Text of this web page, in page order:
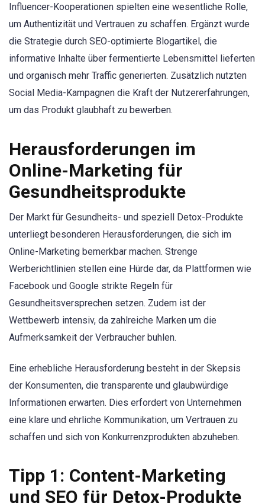
Influencer-Kooperationen spielten eine wesentliche Rolle,
um Authentizität und Vertrauen zu schaffen. Ergänzt wurde
die Strategie durch SEO-optimierte Blogartikel, die
informative Inhalte über fermentierte Lebensmittel lieferten
und organisch mehr Traffic generierten. Zusätzlich nutzten
Social Media-Kampagnen die Kraft der Nutzererfahrungen,
um das Produkt glaubhaft zu bewerben.
Herausforderungen im
Online-Marketing für
Gesundheitsprodukte
Der Markt für Gesundheits- und speziell Detox-Produkte
unterliegt besonderen Herausforderungen, die sich im
Online-Marketing bemerkbar machen. Strenge
Werberichtlinien stellen eine Hürde dar, da Plattformen wie
Facebook und Google strikte Regeln für
Gesundheitsversprechen setzen. Zudem ist der
Wettbewerb intensiv, da zahlreiche Marken um die
Aufmerksamkeit der Verbraucher buhlen.
Eine erhebliche Herausforderung besteht in der Skepsis
der Konsumenten, die transparente und glaubwürdige
Informationen erwarten. Dies erfordert von Unternehmen
eine klare und ehrliche Kommunikation, um Vertrauen zu
schaffen und sich von Konkurrenzprodukten abzuheben.
Tipp 1: Content-Marketing
und SEO für Detox-Produkte